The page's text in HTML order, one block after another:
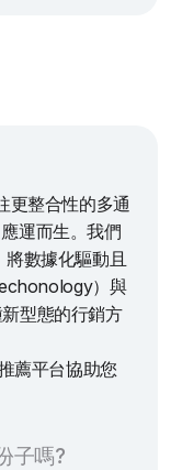
更整合性的多通
運而生。我們
數據化驅動且
）與
型態的行銷方
薦平台協助您
子嗎?